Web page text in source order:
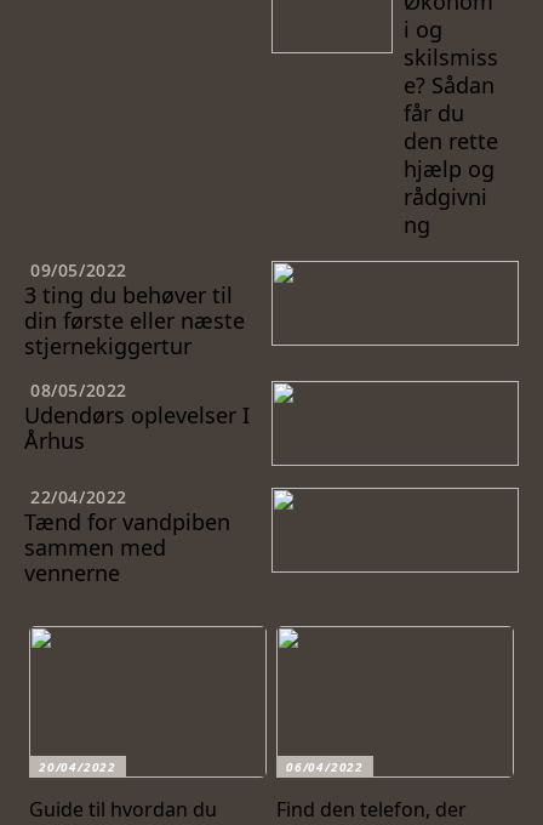
i og
skilsmiss
e? Sådan
får du
den rette
hjælp og
rådgivni
ng
09/05/2022
3 ting du behøver til
din første eller næste
stjernekiggertur
08/05/2022
Udendørs oplevelser I
Århus
22/04/2022
Tænd for vandpiben
sammen med
vennerne
20/04/2022
Guide til hvordan du
06/04/2022
Find den telefon, der